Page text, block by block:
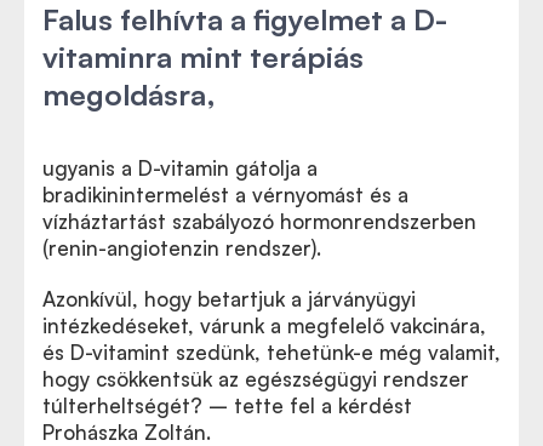
Falus felhívta a figyelmet a D-
vitaminra mint terápiás
megoldásra,
ugyanis a D-vitamin gátolja a
bradikinintermelést a vérnyomást és a
vízháztartást szabályozó hormonrendszerben
(renin-angiotenzin rendszer).
Azonkívül, hogy betartjuk a járványügyi
intézkedéseket, várunk a megfelelő vakcinára,
és D-vitamint szedünk, tehetünk-e még valamit,
hogy csökkentsük az egészségügyi rendszer
túlterheltségét? – tette fel a kérdést
Prohászka Zoltán.